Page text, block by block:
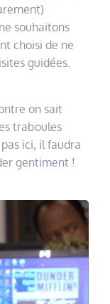
souhaitons
choisi de ne
guidées.
on sait
traboules
ici, il faudra
gentiment !